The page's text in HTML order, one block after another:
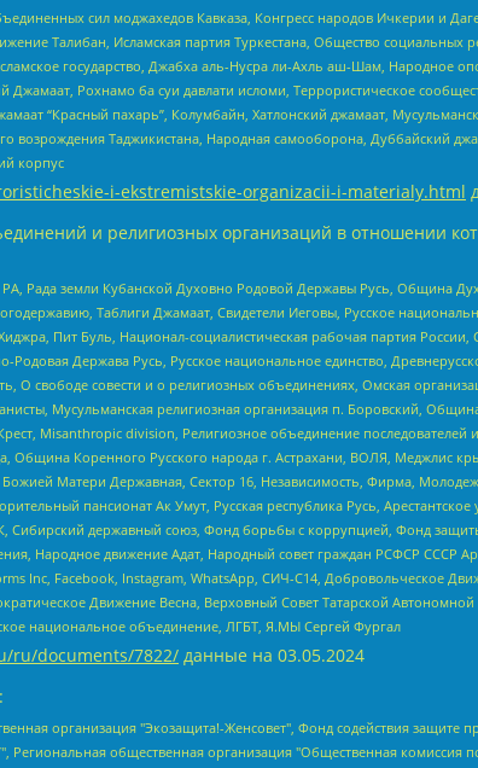
сил моджахедов Кавказа, Конгресс народов Ичкерии и
Талибан, Исламская партия Туркестана, Общество
государство, Джабха аль-Нусра ли-Ахль аш-Шам, Народное
Джамаат, Рохнамо ба суи давлати исломи, Террористическое
“Красный пахарь”, Колумбайн, Хатлонский джамаат,
возрождения Таджикистана, Народная самооборона, Дуббайский
корпус
i-ekstremistskie-organizacii-i-materialy.html
и религиозных организаций в отношении
Рада земли Кубанской Духовно Родовой Державы Русь, Община
Таблиги Джамаат, Свидетели Иеговы, Русское
Пит Буль, Национал-социалистическая рабочая партия
Родовая Держава Русь, Русское национальное единство,
О свободе совести и о религиозных объединениях, Омская
Мусульманская религиозная организация п. Боровский,
Misanthropic division, Религиозное объединение
Коренного Русского народа г. Астрахани, ВОЛЯ, Меджлис
Матери Державная, Сектор 16, Независимость, Фирма,
пансионат Ак Умут, Русская республика Русь,
Сибирский державный союз, Фонд борьбы с коррупцией, Фонд
Народное движение Адат, Народный совет граждан РСФСР СССР
Inc, Facebook, Instagram, WhatsApp, СИЧ-С14, Добровольческое
Движение Весна, Верховный Совет Татарской
национальное объединение, ЛГБТ, Я.МЫ Сергей Фургал
ru/documents/7822/ данные на 03.05.2024
самодеятельности "Уральская правозащитная группа", Фонд содействия защите здоровья и социальной справедливости имени Андрея Рылькова, Автономная Некоммерческая Организация "Аналитический Центр Юрия Левады", Автономная некоммерческая организация социальной поддержки населения "Проект Апрель", Региональная общественная организация помощи женщинам и детям, находящимся в кризисной ситуации "Информационно-методический центр "Анна", Фонд содействия развитию массовых коммуникаций и правовому просвещению "Так-так-Так", Фонд содействия устойчивому развитию "Серебряная тайга", Свердловский региональный общественный фонд социальных проектов "Новое время", "Idel.Реалии", Кавказ.Реалии, Крым.Реалии, Телеканал Настоящее Время, Татаро-башкирская служба Радио Свобода (Azatliq Radiosi), Радио Свободная Европа/Радио Свобода (PCE/PC), "Сибирь.Реалии", "Фактограф", Благотворительный фонд помощи осужденным и их семьям, Автономная некоммерческая организация "Институт глобализации и социальных движений", Фонд "В защиту прав заключенных", Частное учреждение "Центр поддержки и содействия развитию средств массовой информации", Пензенский региональный общественный благотворительный фонд "Гражданский союз", "Север.Реалии", Некоммерческая организация Фонд "Правовая инициатива", Общество с ограниченной ответственностью "Радио Свободная Европа/Радио Свобода", Чешское информационное агентство "MEDIUM-ORIENT", Красноярская региональная общественная организация "Мы против СПИДа", Камалягин Денис Николаевич, Маркелов Сергей Евгеньевич, Пономарев Лев Александрович, Савицкая Людмила Алексеевна, Автономная некоммерческая организация "Центр по работе с проблемой насилия "НАСИЛИЮ.НЕТ", Межрегиональный профессиональный союз работников здравоохранения "Альянс врачей", Юридическое лицо, зарегистрированное в Латвийской Республике, SIA "Medusa Project" (регистрационный номер 40103797863, дата регистрации 10.06.2014), Некоммерческая организация "Фонд по борьбе с коррупцией", Автономная некоммерческая организация "Институт права и публичной политики", Баданин Роман Сергеевич, Гликин Максим Александрович, Железнова Мария Михайловна, Лукьянова Юлия Сергеевна, Маетная Елизавета Витальевна, Маняхин Петр Борисович, Чуракова Ольга Владимировна, Ярош Юлия Петровна, Юридическое лицо "The Insider SIA", зарегистрированное в Риге, Латвийская Республика (дата регистрации 26.06.2015), являющееся администратором доменного имени интернет-издания "The Insider SIA", https://theins.ru, Постернак Алексей Евгеньевич, Рубин Михаил Аркадьевич, Анин Роман Александрович, Юридическое лицо Istories fonds, зарегистрированное в Латвийской Республике (регистрационный номер 50008295751, дата регистрации 24.02.2020), Великовский Дмитрий Александрович, Долинина Ирина Николаевна, Мароховская Алеся Алексеевна, Шлейнов Роман Юрьевич, Шмагун Олеся Валентиновна, Общество с ограниченной ответственностью "Альтаир 2021", Общество с ограниченной ответственностью "Вега 2021", Общество с ограниченной